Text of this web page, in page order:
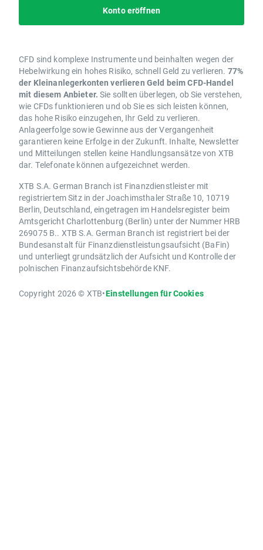
Konto eröffnen
CFD sind komplexe Instrumente und beinhalten wegen der
Hebelwirkung ein hohes Risiko, schnell Geld zu verlieren. 77%
der Kleinanlegerkonten verlieren Geld beim CFD-Handel
mit diesem Anbieter. Sie sollten überlegen, ob Sie verstehen,
wie CFDs funktionieren und ob Sie es sich leisten können,
das hohe Risiko einzugehen, Ihr Geld zu verlieren.
Anlageerfolge sowie Gewinne aus der Vergangenheit
garantieren keine Erfolge in der Zukunft. Inhalte, Newsletter
und Mitteilungen stellen keine Handlungsansätze von XTB
dar. Telefonate können aufgezeichnet werden.
XTB S.A. German Branch ist Finanzdienstleister mit
registriertem Sitz in der Joachimsthaler Straße 10, 10719
Berlin, Deutschland, eingetragen im Handelsregister beim
Amtsgericht Charlottenburg (Berlin) unter der Nummer HRB
269075 B.. XTB S.A. German Branch ist registriert bei der
Bundesanstalt für Finanzdienstleistungsaufsicht (BaFin)
und unterliegt grundsätzlich der Aufsicht und Kontrolle der
polnischen Finanzaufsichtsbehörde KNF.
Copyright 2026 © XTB•Einstellungen für Cookies